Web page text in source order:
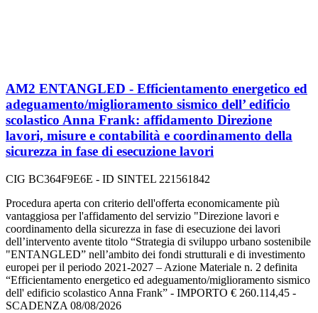
AM2 ENTANGLED - Efficientamento energetico ed
adeguamento/miglioramento sismico dell’ edificio
scolastico Anna Frank: affidamento Direzione
lavori, misure e contabilità e coordinamento della
sicurezza in fase di esecuzione lavori
CIG BC364F9E6E - ID SINTEL 221561842
Procedura aperta con criterio dell'offerta economicamente più
vantaggiosa per l'affidamento del servizio "Direzione lavori e
coordinamento della sicurezza in fase di esecuzione dei lavori
dell’intervento avente titolo “Strategia di sviluppo urbano sostenibile
"ENTANGLED” nell’ambito dei fondi strutturali e di investimento
europei per il periodo 2021-2027 – Azione Materiale n. 2 definita
“Efficientamento energetico ed adeguamento/miglioramento sismico
dell' edificio scolastico Anna Frank” - IMPORTO € 260.114,45 -
SCADENZA 08/08/2026